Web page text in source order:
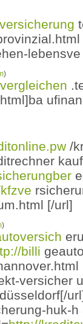
)
/
[/url]
)
billi
versicher
huk-